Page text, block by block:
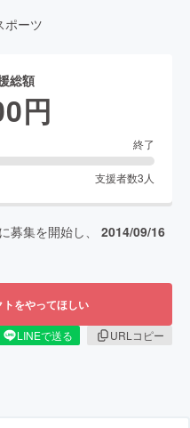
ポーツ
総額
円
終了
支援者数3 人
に募集を開始し、 2014/09/16
をやってほしい
LINEで送る
URLコピー